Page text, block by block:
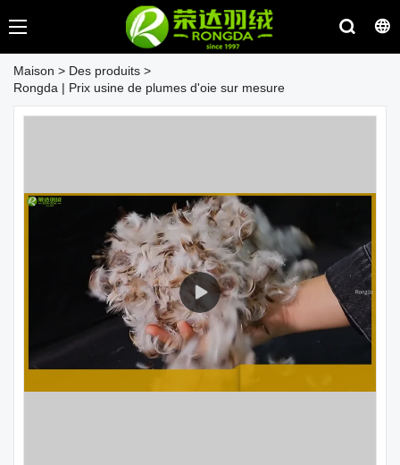
Maison > Des produits >
Rongda | Prix ​​usine de plumes d'oie sur mesure